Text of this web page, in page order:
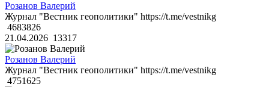
Розанов Валерий
Журнал "Вестник геополитики" https://t.me/vestnikg
4683826
21.04.2026 13317
Розанов Валерий
Журнал "Вестник геополитики" https://t.me/vestnikg
4751625